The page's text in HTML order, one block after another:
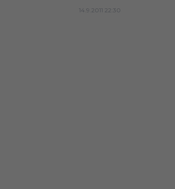
14.9.2011 22:30